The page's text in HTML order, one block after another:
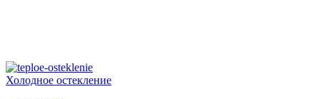
Холодное остекление